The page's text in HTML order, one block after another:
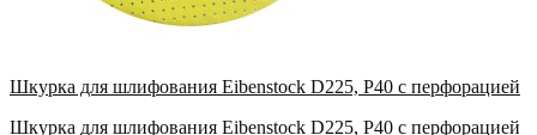
Шкурка для шлифования Eibenstock D225, P40 с перфорацией
Шкурка для шлифования Eibenstock D225, P40 с перфорацией